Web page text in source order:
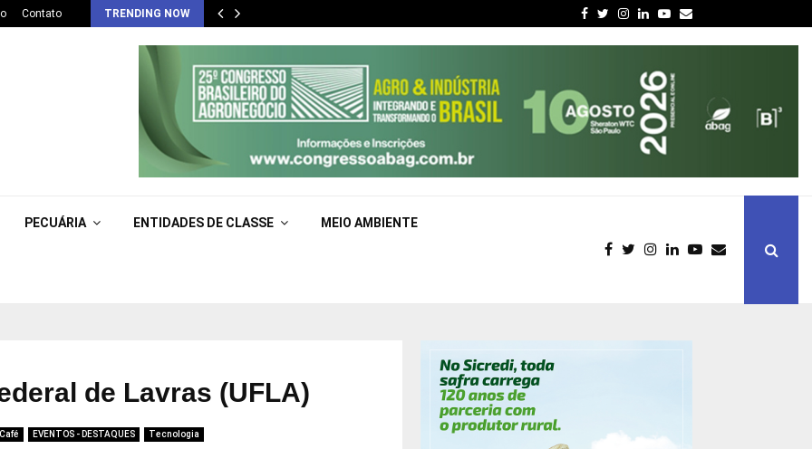
Contato TRENDING NOW Facebook
Twitter
Instagram
LinkedinYoutube
Email
PECUÁRIA ENTIDADES DE CLASSE MEIO AMBIENTE
de Lavras (UFLA)
Café EVENTOS - DESTAQUES Tecnologia